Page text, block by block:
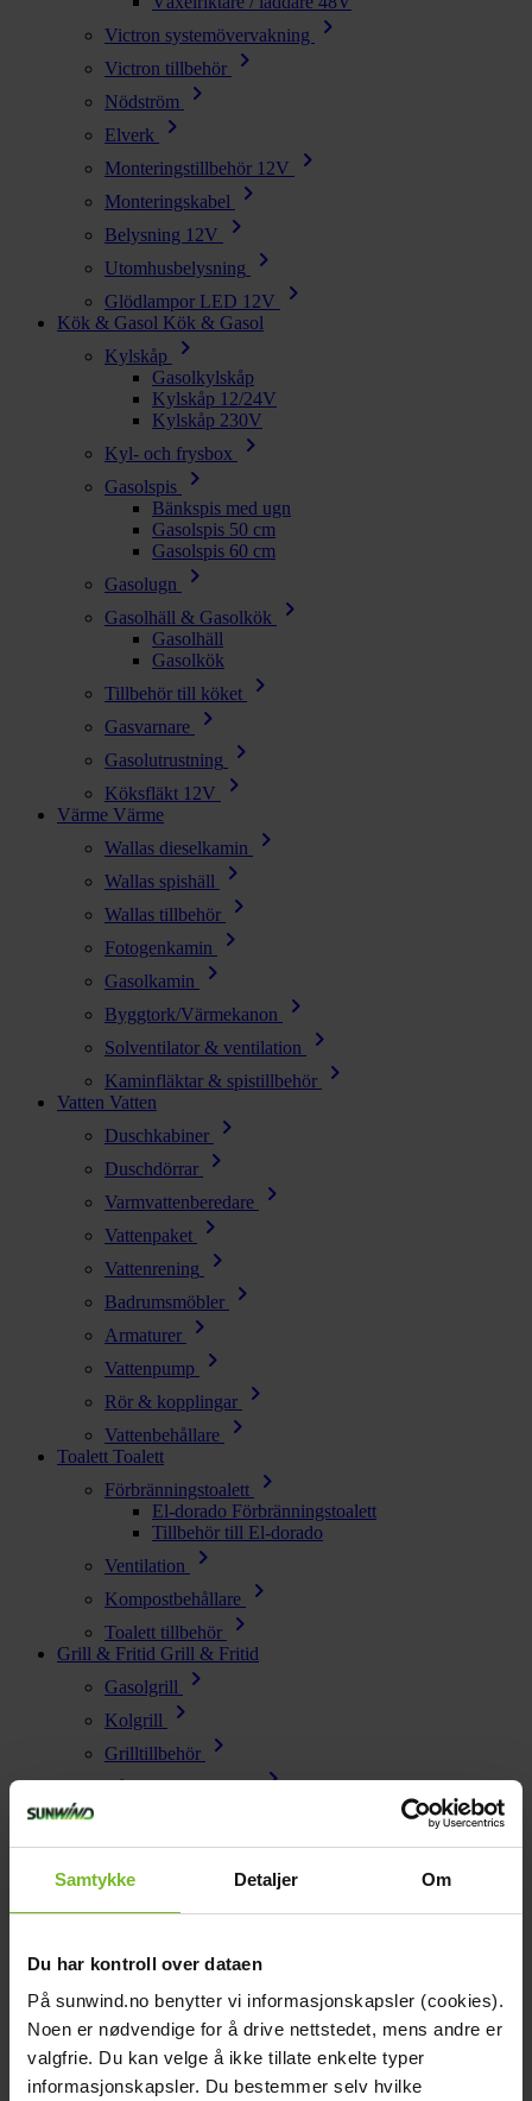
Samtykke Detaljer Om
Du har kontroll over dataen
På sunwind.no benytter vi informasjonskapsler (cookies).
Noen er nødvendige for å drive nettstedet, mens andre er
valgfrie. Du kan velge å ikke tillate enkelte typer
informasjonskapsler. Du bestemmer selv hvilke
Victron systemövervakning
chevron_right
Victron tillbehör chevron_right
Nödström chevron_right
Elverk chevron_right
Monteringstillbehör 12V chevron_right
Monteringskabel chevron_right
Belysning 12V chevron_right
Utomhusbelysning chevron_right
Glödlampor LED 12V chevron_right
Kök & Gasol Kök & Gasol
Kylskåp
chevron_right
Gasolkylskåp
Kylskåp 12/24V
Kylskåp 230V
Kyl- och frysbox
chevron_right
Gasolspis chevron_right
Bänkspis med ugn
Gasolspis 50 cm
Gasolspis 60 cm
Gasolugn
chevron_right
Gasolhäll & Gasolkök chevron_right
Gasolhäll
Gasolkök
Tillbehör till köket
chevron_right
Gasvarnare chevron_right
Gasolutrustning chevron_right
Köksfläkt 12V chevron_right
Värme Värme
Wallas dieselkamin
chevron_right
Wallas spishäll chevron_right
Wallas tillbehör chevron_right
Fotogenkamin chevron_right
Gasolkamin chevron_right
Byggtork/Värmekanon chevron_right
Solventilator & ventilation chevron_right
Kaminfläktar & spistillbehör chevron_right
Vatten Vatten
Duschkabiner
chevron_right
Duschdörrar chevron_right
Varmvattenberedare chevron_right
Vattenpaket chevron_right
Vattenrening chevron_right
Badrumsmöbler chevron_right
Armaturer chevron_right
Vattenpump chevron_right
Rör & kopplingar chevron_right
Vattenbehållare chevron_right
Toalett Toalett
Förbränningstoalett
chevron_right
El-dorado Förbränningstoalett
Tillbehör till El-dorado
Ventilation
chevron_right
Kompostbehållare chevron_right
Toalett tillbehör chevron_right
Grill & Fritid Grill & Fritid
Gasolgrill
chevron_right
Kolgrill chevron_right
Grilltillbehör chevron_right
Bålpanna & Utespis chevron_right
Terrassvärmare chevron_right
Pizzaugn
Krispaket chevron_right
Friluftsliv
Lacanche Lacanche
Reservdelar Reservdelar
Reservdelar - Värme chevron_right
Reservdelar - Kök & Gasol chevron_right
Reservdelar - Toalett chevron_right